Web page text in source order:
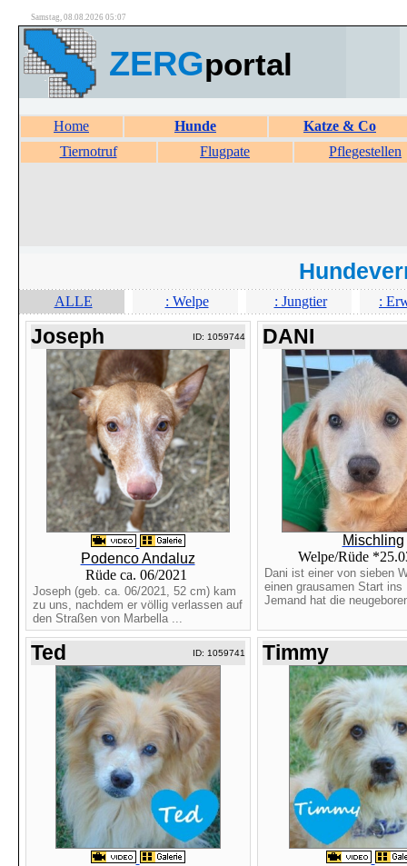
Samstag, 08.08.2026 05:07
ZERGportal
Home Hunde
Katze & Co
Tiernotruf
Flugpate Pflegestellen
ALLE : Welpe : Jungtier :
Joseph ID: 1059744
Podenco Andaluz
Rüde ca. 06/2021
Joseph (geb. ca. 06/2021, 52 cm) kam
zu uns, nachdem er völlig verlassen auf
den Straßen von Marbella ...
DANI
Mischling
Welpe/Rüde
Dani ist einer von sieben
einen grausamen Start ins
Jemand hat die
Ted ID: 1059741 Timmy